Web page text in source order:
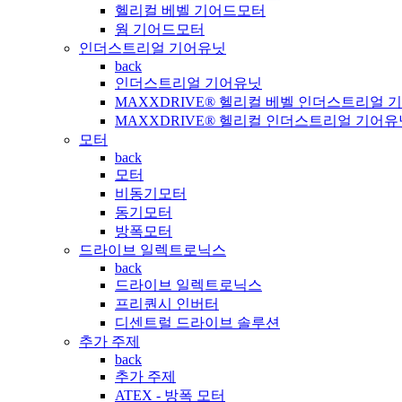
헬리컬 베벨 기어드모터
웜 기어드모터
인더스트리얼 기어유닛
back
인더스트리얼 기어유닛
MAXXDRIVE® 헬리컬 베벨 인더스트리얼
MAXXDRIVE® 헬리컬 인더스트리얼 기어유
모터
back
모터
비동기모터
동기모터
방폭모터
드라이브 일렉트로닉스
back
드라이브 일렉트로닉스
프리퀀시 인버터
디센트럴 드라이브 솔루션
추가 주제
back
추가 주제
ATEX - 방폭 모터